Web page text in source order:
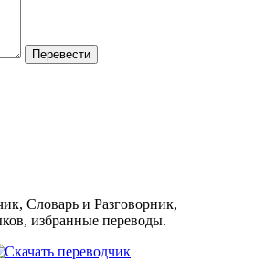
Словарь и Разговорник,
избранные переводы.